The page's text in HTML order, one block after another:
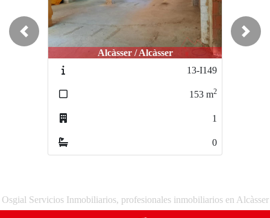
Alcàsser / Alcàsser
13-I149
2
Alcàsser / Alcàsser
Previous Next
Osgial Servicios Inmobiliarios, profesionales inmobiliarios en Alcàsser